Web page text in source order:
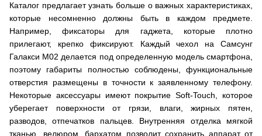
Каталог предлагает узнать больше о важных характеристиках,
которые несомненно должны быть в каждом предмете.
Например, фиксаторы для гаджета, которые плотно
прилегают, крепко фиксируют. Каждый чехол на Самсунг
Галакси М02 делается под определенную модель смартфона,
поэтому габариты полностью соблюдены, функциональные
отверстия размещены в точности к заявленному телефону.
Некоторые аксессуары имеют покрытие Soft-Touch, которое
уберегает поверхности от грязи, влаги, жирных пятен,
разводов, отпечатков пальцев. Внутренняя отделка мягкой
тканью, велюром, бархатом позволит сохранить аппарат от